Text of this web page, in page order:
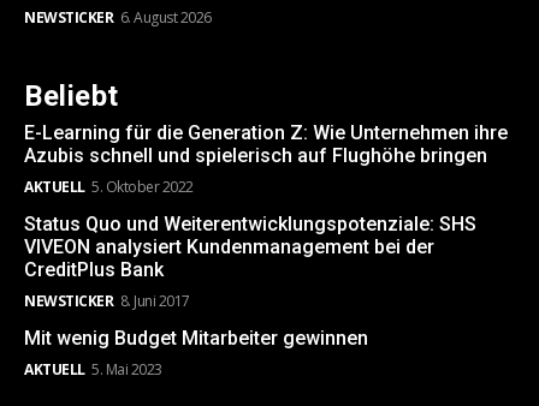
NEWSTICKER 6. August 2026
Beliebt
E-Learning für die Generation Z: Wie Unternehmen ihre
Azubis schnell und spielerisch auf Flughöhe bringen
AKTUELL 5. Oktober 2022
Status Quo und Weiterentwicklungspotenziale: SHS
VIVEON analysiert Kundenmanagement bei der
CreditPlus Bank
NEWSTICKER 8. Juni 2017
Mit wenig Budget Mitarbeiter gewinnen
AKTUELL 5. Mai 2023